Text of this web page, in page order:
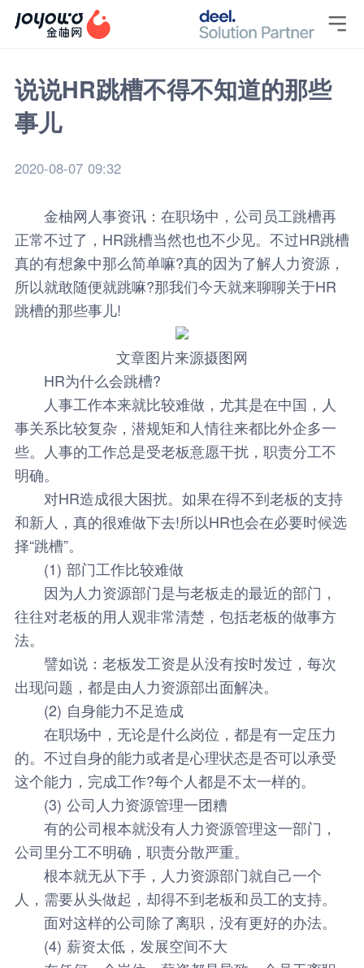

说说HR跳槽不得不知道的那些
事儿
2020-08-07 09:32
金柚网 人事资讯：在职场中，公司员工跳槽再
正常不过了，HR跳槽当然也也不少见。不过HR跳槽
真的有想象中那么简单嘛?真的因为了解人力资源，
所以就敢随便就跳嘛?那我们今天就来聊聊关于HR
跳槽的那些事儿!
文章图片来源摄图网
HR为什么会跳槽?
人事工作本来就比较难做，尤其是在中国，人
事关系比较复杂，潜规矩和人情往来都比外企多一
些。人事的工作总是受老板意愿干扰，职责分工不
明确。
对HR造成很大困扰。如果在得不到老板的支持
和新人，真的很难做下去!所以HR也会在必要时候选
择“跳槽”。
(1) 部门工作比较难做
因为人力资源部门是与老板走的最近的部门，
往往对老板的用人观非常清楚，包括老板的做事方
法。
譬如说：老板发工资是从没有按时发过，每次
出现问题，都是由人力资源部出面解决。
(2) 自身能力不足造成
在职场中，无论是什么岗位，都是有一定压力
的。不过自身的能力或者是心理状态是否可以承受
这个能力，完成工作?每个人都是不太一样的。
(3) 公司人力资源管理一团糟
有的公司根本就没有人力资源管理这一部门，
公司里分工不明确，职责分散严重。
根本就无从下手，人力资源部门就自己一个
人，需要从头做起，却得不到老板和员工的支持。
面对这样的公司除了离职，没有更好的办法。
(4) 薪资太低，发展空间不大